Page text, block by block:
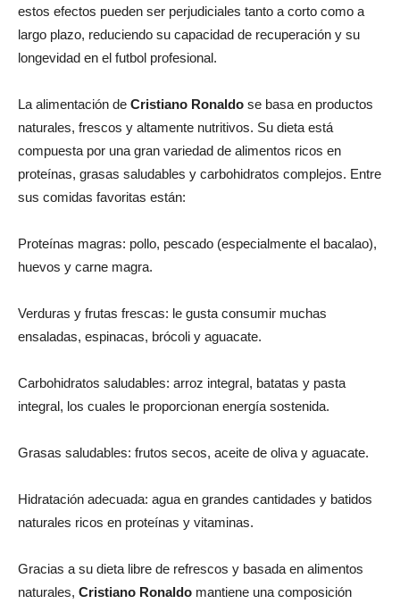
estos efectos pueden ser perjudiciales tanto a corto como a
largo plazo, reduciendo su capacidad de recuperación y su
longevidad en el futbol profesional.
La alimentación de Cristiano Ronaldo se basa en productos
naturales, frescos y altamente nutritivos. Su dieta está
compuesta por una gran variedad de alimentos ricos en
proteínas, grasas saludables y carbohidratos complejos. Entre
sus comidas favoritas están:
Proteínas magras: pollo, pescado (especialmente el bacalao),
huevos y carne magra.
Verduras y frutas frescas: le gusta consumir muchas
ensaladas, espinacas, brócoli y aguacate.
Carbohidratos saludables: arroz integral, batatas y pasta
integral, los cuales le proporcionan energía sostenida.
Grasas saludables: frutos secos, aceite de oliva y aguacate.
Hidratación adecuada: agua en grandes cantidades y batidos
naturales ricos en proteínas y vitaminas.
Gracias a su dieta libre de refrescos y basada en alimentos
naturales, Cristiano Ronaldo mantiene una composición